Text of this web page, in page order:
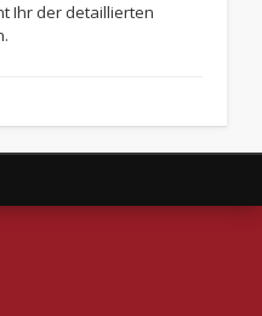
Ihr der detaillierten